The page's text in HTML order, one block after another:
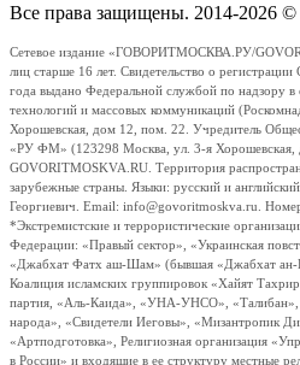
Все права защищены. 2014-2026 ©
Сетевое издание «ГОВОРИТМОСКВА.РУ/
лиц старше 16 лет. Свидетельство о
года выдано Федеральной службой по надзору
технологий и массовых коммуникаций
Хорошевская, дом 12, пом. 22. Учредитель
«РУ ФМ» (123298 Москва, ул. 3-я Хорошевская,
GOVORITMOSKVA.RU. Территория
зарубежные страны. Языки: русский и
Георгиевич. Email: info@govoritmoskva.ru.
*Экстремистские и террористические
Федерации: «Правый сектор», «Украинская
«Джабхат Фатх аш-Шам» (бывшая «Джабхат ан-
Коалиция исламских группировок «Хайят
партия, «Аль-Каида», «УНА-УНСО», «Талибан»,
народа», «Свидетели Иеговы», «Мизантропик
«Артподготовка», Религиозная организация
в России» и входящие в ее структуру местные